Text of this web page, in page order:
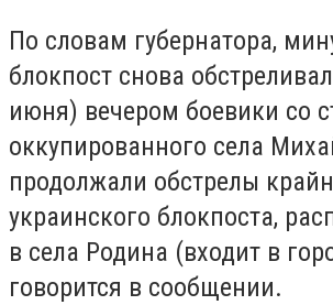
По словам губернатора,
блокпост снова
июня) вечером боевики со
оккупированного села
продолжали обстрелы
украинского блокпоста,
в села Родина (входит в
говорится в сообщении.